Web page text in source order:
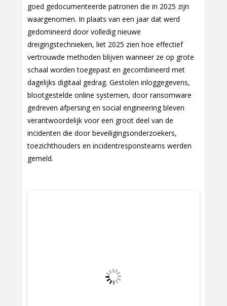
goed gedocumenteerde patronen die in 2025 zijn
waargenomen. In plaats van een jaar dat werd
gedomineerd door volledig nieuwe
dreigingstechnieken, liet 2025 zien hoe effectief
vertrouwde methoden blijven wanneer ze op grote
schaal worden toegepast en gecombineerd met
dagelijks digitaal gedrag. Gestolen inloggegevens,
blootgestelde online systemen, door ransomware
gedreven afpersing en social engineering bleven
verantwoordelijk voor een groot deel van de
incidenten die door beveiligingsonderzoekers,
toezichthouders en incidentresponsteams werden
gemeld.